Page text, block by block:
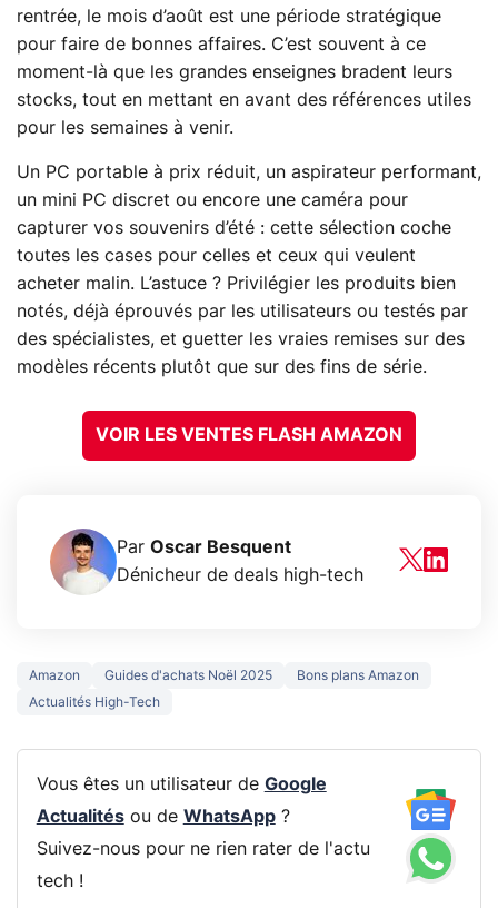
rentrée, le mois d’août est une période stratégique
pour faire de bonnes affaires. C’est souvent à ce
moment-là que les grandes enseignes bradent leurs
stocks, tout en mettant en avant des références utiles
pour les semaines à venir.
Un PC portable à prix réduit, un aspirateur performant,
un mini PC discret ou encore une caméra pour
capturer vos souvenirs d’été : cette sélection coche
toutes les cases pour celles et ceux qui veulent
acheter malin. L’astuce ? Privilégier les produits bien
notés, déjà éprouvés par les utilisateurs ou testés par
des spécialistes, et guetter les vraies remises sur des
modèles récents plutôt que sur des fins de série.
VOIR LES VENTES FLASH AMAZON
Par Oscar Besquent
Dénicheur de deals high-tech
Amazon Guides d'achats Noël 2025
Bons plans Amazon
Actualités High-Tech
Vous êtes un utilisateur de Google
Actualitésou de WhatsApp?
Suivez-nous pour ne rien rater de l'actu
tech !